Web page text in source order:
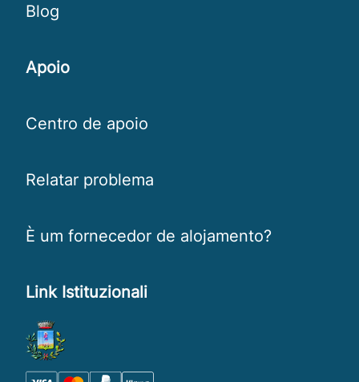
Blog
Apoio
Centro de apoio
Relatar problema
È um fornecedor de alojamento?
Link Istituzionali